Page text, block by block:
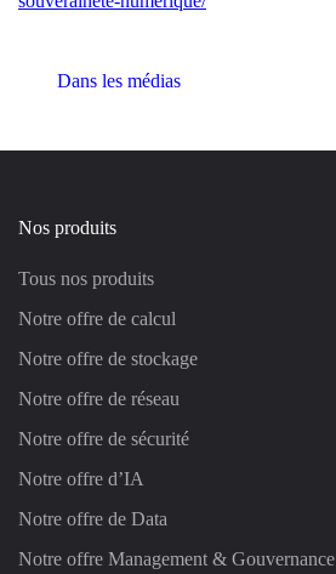
Dans les médias
Nos produits
Tous nos produits
Notre offre de calcul
Notre offre de stockage
Notre offre de réseau
Notre offre de sécurité
Notre offre d’IA
Notre offre de Data
Notre offre Management & Gouvernance